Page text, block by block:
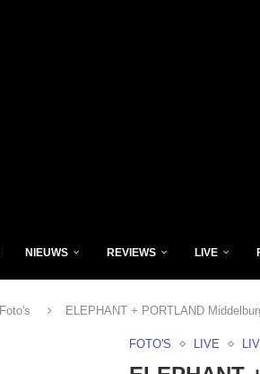
NIEUWS REVIEWS LIVE
Foto's ELEPHANT + PORTLAND
FOTO'S LIVE